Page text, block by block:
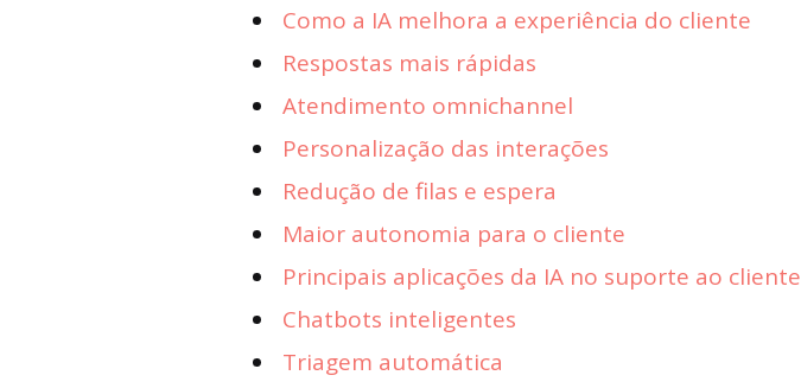
Como a IA melhora a experiência do cliente
Respostas mais rápidas
Atendimento omnichannel
Personalização das interações
Redução de filas e espera
Maior autonomia para o cliente
Principais aplicações da IA no suporte ao cliente
Chatbots inteligentes
Triagem automática